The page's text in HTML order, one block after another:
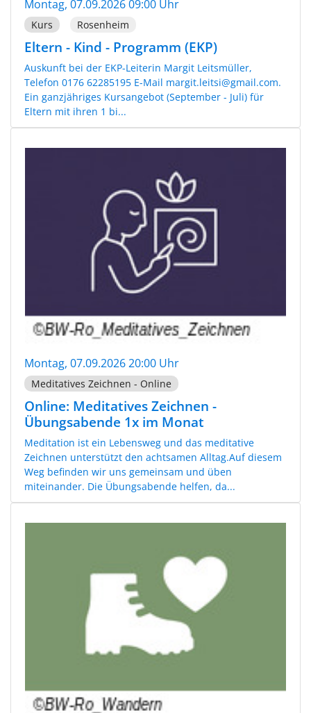
Montag, 07.09.2026 09:00 Uhr
Kurs Rosenheim
Eltern - Kind - Programm (EKP)
Auskunft bei der EKP-Leiterin Margit Leitsmüller,
Telefon 0176 62285195 E-Mail margit.leitsi@gmail.com.
Ein ganzjähriges Kursangebot (September - Juli) für
Eltern mit ihren 1 bi...
Montag, 07.09.2026 20:00 Uhr
Meditatives Zeichnen - Online
Online: Meditatives Zeichnen -
Übungsabende 1x im Monat
Meditation ist ein Lebensweg und das meditative
Zeichnen unterstützt den achtsamen Alltag.Auf diesem
Weg befinden wir uns gemeinsam und üben
miteinander. Die Übungsabende helfen, da...